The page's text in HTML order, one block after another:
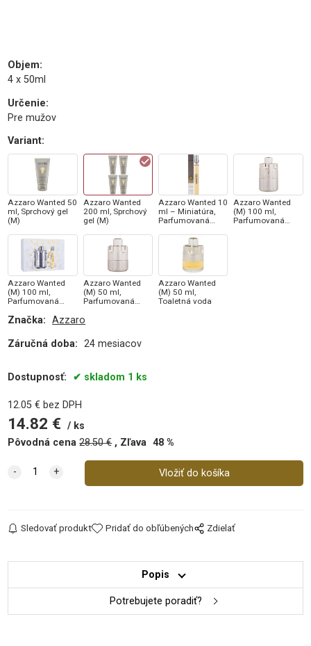
Objem:
4 x 50ml
Určenie:
Pre mužov
Variant:
Azzaro Wanted 50
ml, Sprchový gel
(M)
Azzaro Wanted
200 ml, Sprchový
gel (M)
Azzaro Wanted 10
ml – Miniatúra,
Parfumovaná
Azzaro Wanted
(M) 100 ml,
Parfumovaná
Azzaro Wanted
(M) 100 ml,
Parfumovaná
Azzaro Wanted
(M) 50 ml,
Parfumovaná
Azzaro Wanted
(M) 50 ml,
Toaletná voda
Značka: Azzaro
Záručná doba: 24 mesiacov
Dostupnosť: skladom 1 ks
12.05 € bez DPH
14.82 €
ks
Pôvodná cena 28.50€ Zľava 48 %
Sledovať produkt Pridať do obľúbených Zdielať
Popis
Potrebujete poradiť?